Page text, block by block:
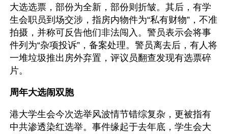
大选选票，部份为全新，部份则折皱。其后，有学
生会职员到场交涉，指房内物件为“私有财物”，不准
拍摄，并称可反告他们非法闯入。警员表示会将事
件列为“杂项投诉”，备案处理。警员离去后，有人将
一堆垃圾推出房外弃置，评议员翻查发现有选票碎
片。
周年大选闹双胞
港大学生会今次选举风波情节错综复杂，更被指有
中共渗透染红选举。事件缘起于去年底，学生会大